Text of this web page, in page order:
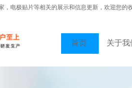
，电极贴片等相关的展示和信息更新，欢迎您的收
首页 关于我